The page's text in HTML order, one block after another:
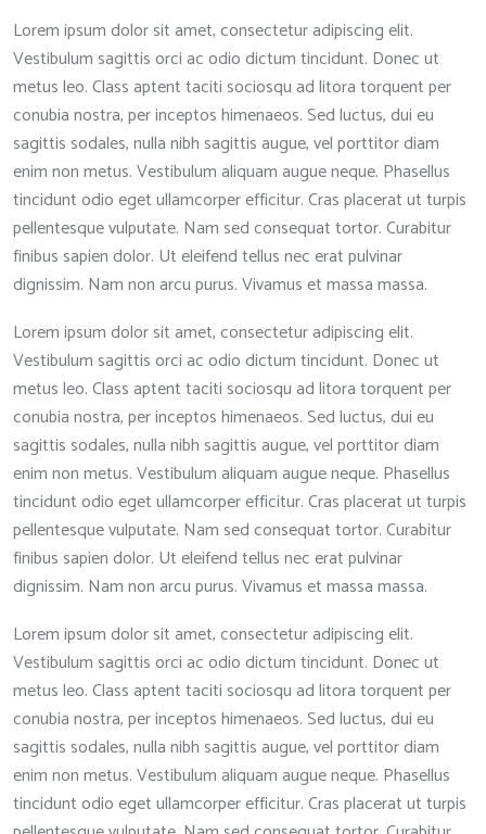
Lorem ipsum dolor sit amet, consectetur adipiscing elit.
Vestibulum sagittis orci ac odio dictum tincidunt. Donec ut
metus leo. Class aptent taciti sociosqu ad litora torquent per
conubia nostra, per inceptos himenaeos. Sed luctus, dui eu
sagittis sodales, nulla nibh sagittis augue, vel porttitor diam
enim non metus. Vestibulum aliquam augue neque. Phasellus
tincidunt odio eget ullamcorper efficitur. Cras placerat ut turpis
pellentesque vulputate. Nam sed consequat tortor. Curabitur
finibus sapien dolor. Ut eleifend tellus nec erat pulvinar
dignissim. Nam non arcu purus. Vivamus et massa massa.
Lorem ipsum dolor sit amet, consectetur adipiscing elit.
Vestibulum sagittis orci ac odio dictum tincidunt. Donec ut
metus leo. Class aptent taciti sociosqu ad litora torquent per
conubia nostra, per inceptos himenaeos. Sed luctus, dui eu
sagittis sodales, nulla nibh sagittis augue, vel porttitor diam
enim non metus. Vestibulum aliquam augue neque. Phasellus
tincidunt odio eget ullamcorper efficitur. Cras placerat ut turpis
pellentesque vulputate. Nam sed consequat tortor. Curabitur
finibus sapien dolor. Ut eleifend tellus nec erat pulvinar
dignissim. Nam non arcu purus. Vivamus et massa massa.
Lorem ipsum dolor sit amet, consectetur adipiscing elit.
Vestibulum sagittis orci ac odio dictum tincidunt. Donec ut
metus leo. Class aptent taciti sociosqu ad litora torquent per
conubia nostra, per inceptos himenaeos. Sed luctus, dui eu
sagittis sodales, nulla nibh sagittis augue, vel porttitor diam
enim non metus. Vestibulum aliquam augue neque. Phasellus
tincidunt odio eget ullamcorper efficitur. Cras placerat ut turpis